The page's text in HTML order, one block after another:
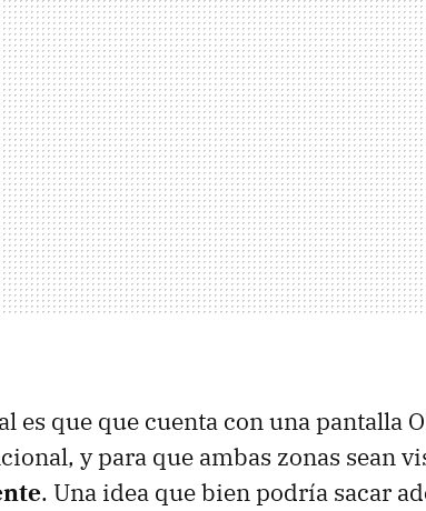
es que que cuenta con una pantalla
y para que ambas zonas sean
. Una idea que bien podría sacar